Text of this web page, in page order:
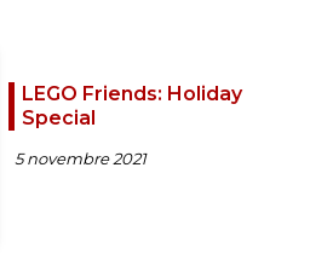
LEGO Friends: Holiday
Special
5 novembre 2021